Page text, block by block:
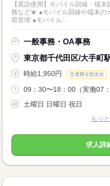
【英語使用】モバイル回線・端
務など★ ●モバイル回線や端末の
荷管理 ●モバイル...
一般事務・OA事務
東京都千代田区/大手町
時給1,950円 交通費全額支給
09：30〜18：00（実働07
土曜日 日曜日 祝日
もっ
求人詳